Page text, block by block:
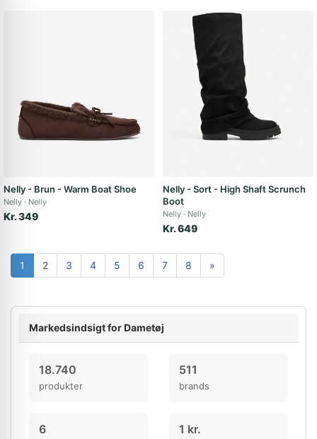
Nelly - Brun - Warm Boat Shoe
Nelly Nelly
Kr. 349
Nelly - Sort - High Shaft Scrunch
Boot
Nelly Nelly
Kr. 649
1 2 3 4 5 6 7 8 »
Markedsindsigt for Dametøj
18.740
produkter
511
brands
6 1 kr.